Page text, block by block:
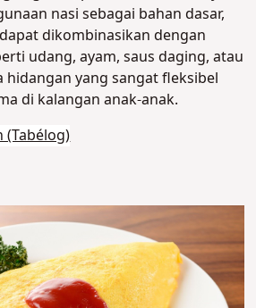
nasi sebagai bahan dasar,
dikombinasikan dengan
udang, ayam, saus daging, atau
hidangan yang sangat fleksibel
di kalangan anak-anak.
(Tabélog)